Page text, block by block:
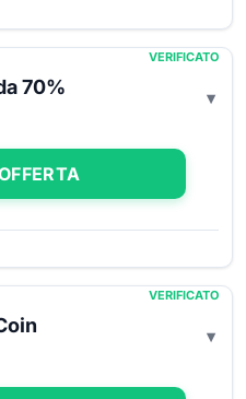
VERIFICATO
70%
VERIFICATO